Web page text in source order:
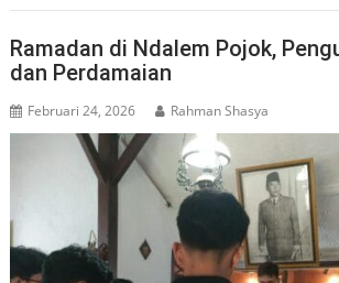
Ramadan di Ndalem Pojok,
dan Perdamaian
Februari 24, 2026 Rahman Shasya